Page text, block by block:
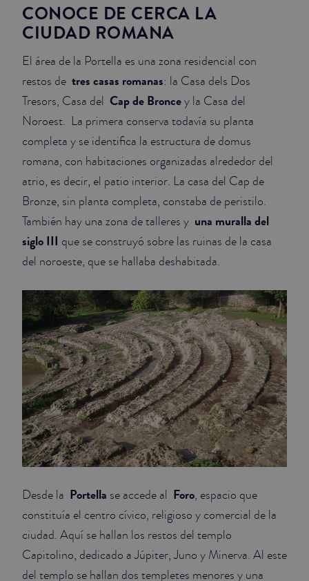
CONOCE DE CERCA LA
CIUDAD ROMANA
El área de la Portella es una zona residencial con
restos de tres casas romanas: la Casa dels Dos
Tresors, Casa del Cap de Broncey la Casa del
Noroest. La primera conserva todavía su planta
completa y se identifica la estructura de domus
romana, con habitaciones organizadas alrededor del
atrio, es decir, el patio interior. La casa del Cap de
Bronze, sin planta completa, constaba de peristilo.
También hay una zona de talleres y una muralla del
siglo III que se construyó sobre las ruinas de la casa
del noroeste, que se hallaba deshabitada.
Desde la Portella se accede al Foro, espacio que
constituía el centro cívico, religioso y comercial de la
ciudad. Aquí se hallan los restos del templo
Capitolino, dedicado a Júpiter, Juno y Minerva. Al este
del templo se hallan dos templetes menores y una